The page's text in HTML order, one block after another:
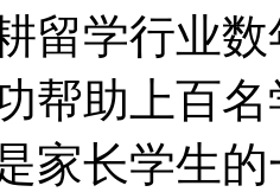
留学行业
帮助上百
家长学生